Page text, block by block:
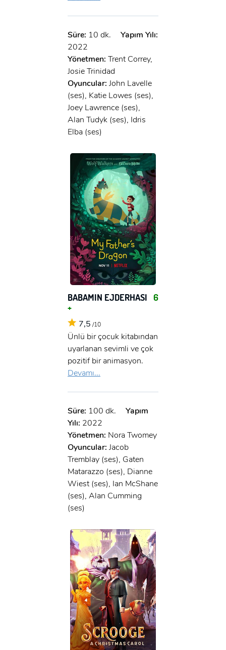
Süre: 10 dk.
Yapım Yılı:
2022
Yönetmen: Trent Correy,
Josie Trinidad
Oyuncular: John Lavelle
(ses), Katie Lowes (ses),
Joey Lawrence (ses),
Alan Tudyk (ses), Idris
Elba (ses)
BABAMIN EJDERHASI 6
+
7,5 /10
Ünlü bir çocuk kitabından
uyarlanan sevimli ve çok
pozitif bir animasyon.
Devamı...
Süre: 100 dk.
Yapım
Yılı: 2022
Yönetmen: Nora Twomey
Oyuncular: Jacob
Tremblay (ses), Gaten
Matarazzo (ses), Dianne
Wiest (ses), Ian McShane
(ses), Alan Cumming
(ses)